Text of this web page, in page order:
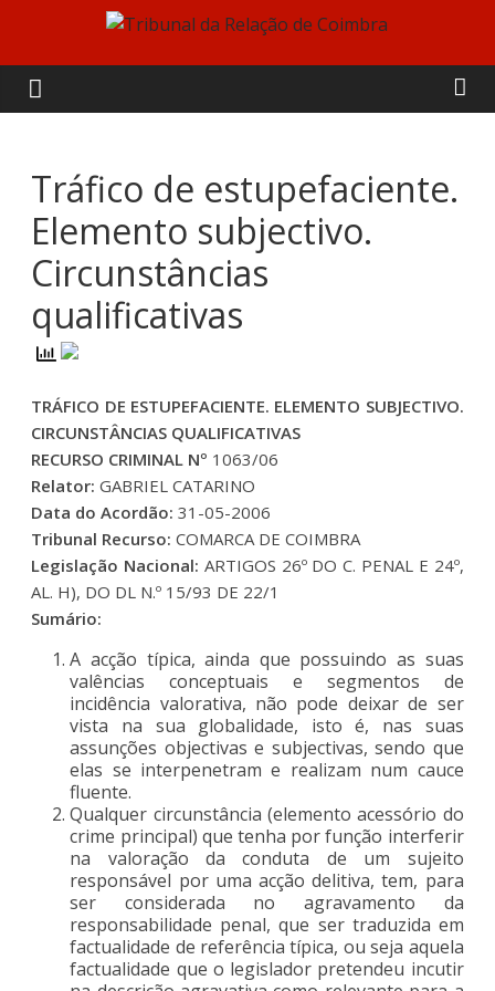
content
Tribunal
da
Relação
de
Coimbra
Tráfico de estupefaciente.
Elemento subjectivo.
Circunstâncias
qualificativas
TRÁFICO DE ESTUPEFACIENTE. ELEMENTO SUBJECTIVO.
CIRCUNSTÂNCIAS QUALIFICATIVAS
RECURSO CRIMINAL Nº 1063/06
Relator:GABRIEL CATARINO
Data do Acordão: 31-05-2006
Tribunal Recurso: COMARCA DE COIMBRA
Legislação Nacional: ARTIGOS 26º DO C. PENAL E 24º,
AL. H), DO DL N.º 15/93 DE 22/1
Sumário:
A acção típica, ainda que possuindo as suas
valências conceptuais e segmentos de
incidência valorativa, não pode deixar de ser
vista na sua globalidade, isto é, nas suas
assunções objectivas e subjectivas, sendo que
elas se interpenetram e realizam num cauce
fluente.
Qualquer circunstância (elemento acessório do
crime principal) que tenha por função interferir
na valoração da conduta de um sujeito
responsável por uma acção delitiva, tem, para
ser considerada no agravamento da
responsabilidade penal, que ser traduzida em
factualidade de referência típica, ou seja aquela
factualidade que o legislador pretendeu incutir